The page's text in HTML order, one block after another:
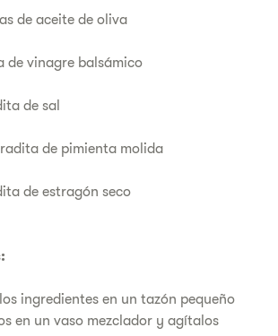
de aceite de oliva
de vinagre balsámico
de sal
de pimienta molida
de estragón seco
ingredientes en un tazón pequeño
en un vaso mezclador y agítalos